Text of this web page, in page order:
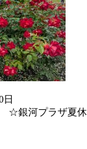
日
銀河プラザ夏休